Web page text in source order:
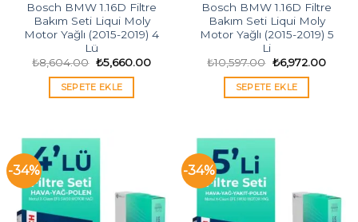
Bosch BMW 1.16D Filtre
Bakım Seti Liqui Moly
Motor Yağlı (2015-2019) 4
Lü
₺8,604.00 Orijinal
fiyat:
₺8,604.00.
₺5,660.00Şu
SEPETE EKLE
Bosch BMW 1.16D Filtre
Bakım Seti Liqui Moly
Motor Yağlı (2015-2019) 5
Li
₺10,597.00 Orijinal
fiyat:
₺10,597.00.
₺6,972.00Şu
SEPETE EKLE
-34% -34%